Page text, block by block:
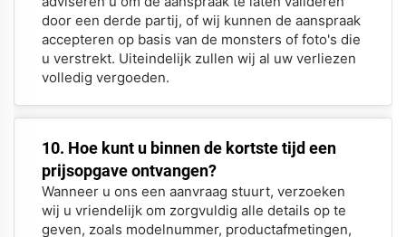
door een derde partij, of wij kunnen de aanspraak
accepteren op basis van de monsters of foto's die
u verstrekt. Uiteindelijk zullen wij al uw verliezen
volledig vergoeden.
10. Hoe kunt u binnen de kortste tijd een
prijsopgave ontvangen?
Wanneer u ons een aanvraag stuurt, verzoeken
wij u vriendelijk om zorgvuldig alle details op te
geven, zoals modelnummer, productafmetingen,